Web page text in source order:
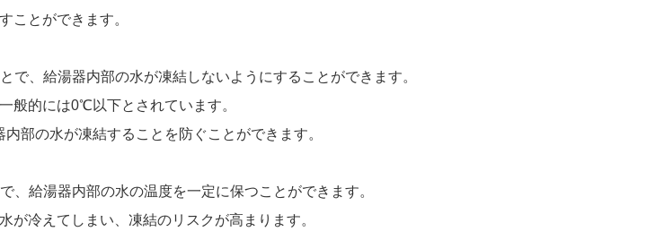
ことができます。
で、給湯器内部の水が凍結しないようにすることができます。
般的には0℃以下とされています。
部の水が凍結することを防ぐことができます。
給湯器内部の水の温度を一定に保つことができます。
冷えてしまい、凍結のリスクが高まります。